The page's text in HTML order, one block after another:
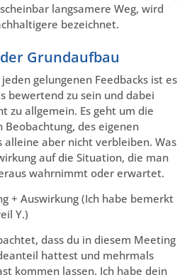
langsamere Weg, wird
bezeichnet.
Grundaufbau
gelungenen Feedbacks ist es
bewertend zu sein und dabei
zu allgemein. Es geht um die
Beobachtung, des eigenen
alleine aber nicht verbleiben. Was
auf die Situation, die man
wahrnimmt oder erwartet.
+ Auswirkung (Ich habe bemerkt
Y.)
dass du in diesem Meeting
hattest und mehrmals
kommen lassen. Ich habe dein